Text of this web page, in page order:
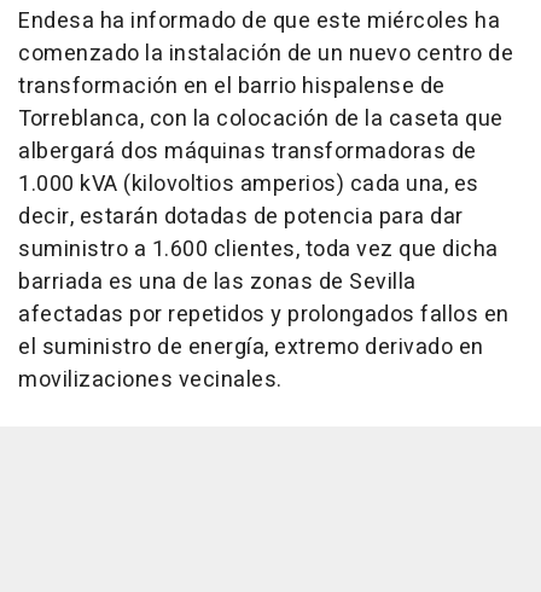
Endesa ha informado de que este miércoles ha
comenzado la instalación de un nuevo centro de
transformación en el barrio hispalense de
Torreblanca, con la colocación de la caseta que
albergará dos máquinas transformadoras de
1.000 kVA (kilovoltios amperios) cada una, es
decir, estarán dotadas de potencia para dar
suministro a 1.600 clientes, toda vez que dicha
barriada es una de las zonas de Sevilla
afectadas por repetidos y prolongados fallos en
el suministro de energía, extremo derivado en
movilizaciones vecinales.